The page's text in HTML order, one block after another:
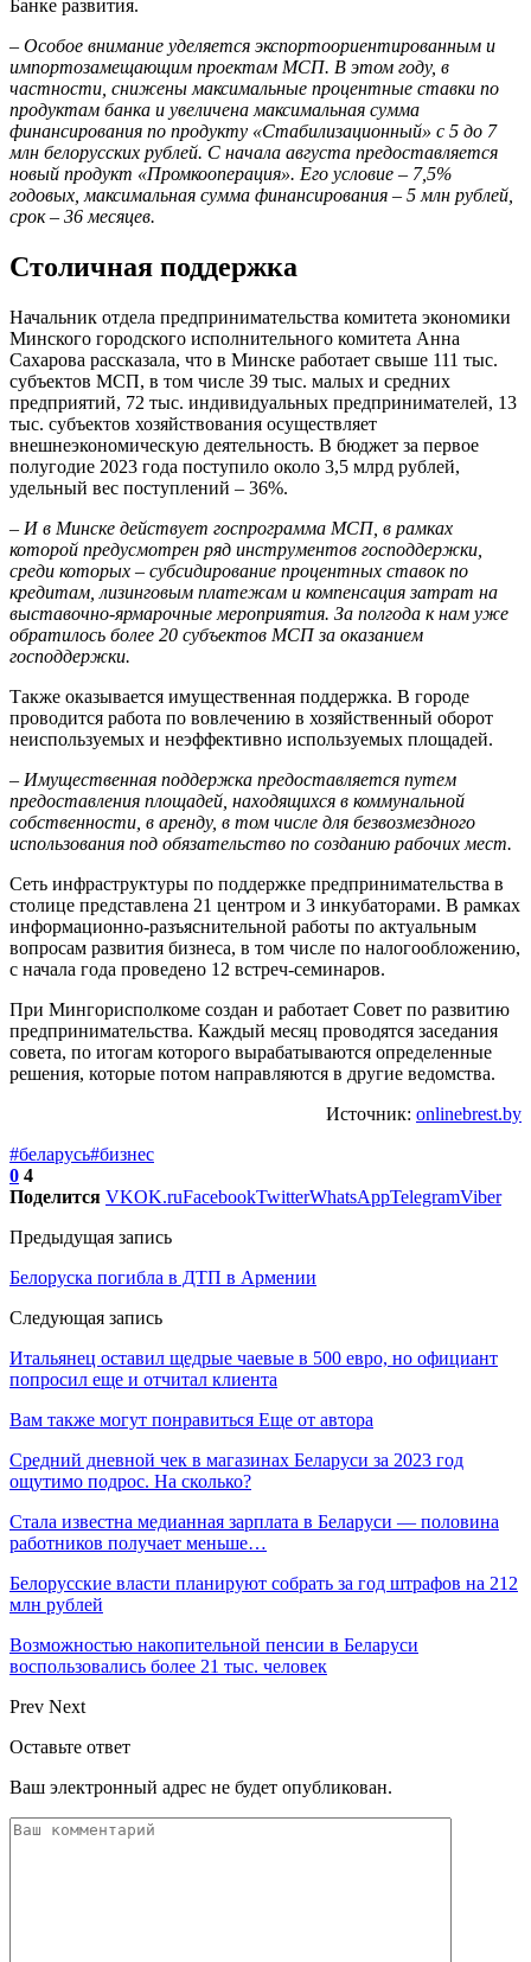
Банке развития.
– Особое внимание уделяется экспортоориентированным и
импортозамещающим проектам МСП. В этом году, в
частности, снижены максимальные процентные ставки по
продуктам банка и увеличена максимальная сумма
финансирования по продукту «Стабилизационный» с 5 до 7
млн белорусских рублей. С начала августа предоставляется
новый продукт «Промкооперация». Его условие – 7,5%
годовых, максимальная сумма финансирования – 5 млн рублей,
срок – 36 месяцев.
Столичная поддержка
Начальник отдела предпринимательства комитета экономики
Минского городского исполнительного комитета Анна
Сахарова рассказала, что в Минске работает свыше 111 тыс.
субъектов МСП, в том числе 39 тыс. малых и средних
предприятий, 72 тыс. индивидуальных предпринимателей, 13
тыс. субъектов хозяйствования осуществляет
внешнеэкономическую деятельность. В бюджет за первое
полугодие 2023 года поступило около 3,5 млрд рублей,
удельный вес поступлений – 36%.
– И в Минске действует госпрограмма МСП, в рамках
которой предусмотрен ряд инструментов господдержки,
среди которых – субсидирование процентных ставок по
кредитам, лизинговым платежам и компенсация затрат на
выставочно-ярмарочные мероприятия. За полгода к нам уже
обратилось более 20 субъектов МСП за оказанием
господдержки.
Также оказывается имущественная поддержка. В городе
проводится работа по вовлечению в хозяйственный оборот
неиспользуемых и неэффективно используемых площадей.
– Имущественная поддержка предоставляется путем
предоставления площадей, находящихся в коммунальной
собственности, в аренду, в том числе для безвозмездного
использования под обязательство по созданию рабочих мест.
Сеть инфраструктуры по поддержке предпринимательства в
столице представлена 21 центром и 3 инкубаторами. В рамках
информационно-разъяснительной работы по актуальным
вопросам развития бизнеса, в том числе по налогообложению,
с начала года проведено 12 встреч-семинаров.
При Мингорисполкоме создан и работает Совет по развитию
предпринимательства. Каждый месяц проводятся заседания
совета, по итогам которого вырабатываются определенные
решения, которые потом направляются в другие ведомства.
Источник: onlinebrest.by
#беларусь#бизнес
0 4
Поделится VKOK.ruFacebookTwitterWhatsAppTelegramViber
Предыдущая запись
Белоруска погибла в ДТП в Армении
Следующая запись
Итальянец оставил щедрые чаевые в 500 евро, но официант
попросил еще и отчитал клиента
Вам также могут понравиться Еще от автора
Средний дневной чек в магазинах Беларуси за 2023 год
ощутимо подрос. На сколько?
Стала известна медианная зарплата в Беларуси — половина
работников получает меньше…
Белорусские власти планируют собрать за год штрафов на 212
млн рублей
Возможностью накопительной пенсии в Беларуси
воспользовались более 21 тыс. человек
Prev Next
Оставьте ответ
Ваш электронный адрес не будет опубликован.